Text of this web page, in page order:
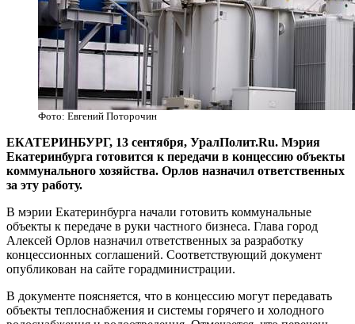
Фото: Евгений Поторочин
​ЕКАТЕРИНБУРГ, 13 сентября, УралПолит.Ru. Мэрия
Екатеринбурга готовится к передачи в концессию объекты
коммунального хозяйства. Орлов назначил ответственных
за эту работу.
В мэрии Екатеринбурга начали готовить коммунальные
объекты к передаче в руки частного бизнеса. Глава город
Алексей Орлов назначил ответственных за разработку
концессионных соглашений. Соответствующий документ
опубликован на сайте горадминистрации.
В документе поясняется, что в концессию могут передавать
объекты теплоснабжения и системы горячего и холодного